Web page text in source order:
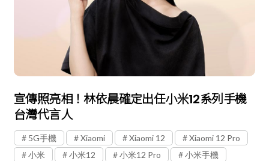
宣傳照亮相！林依晨確定出任小米12系列手機
台灣代言人
5G手機 Xiaomi Xiaomi 12
Xiaomi 12 Pro
小米
小米12 小米12 Pro 小米手機